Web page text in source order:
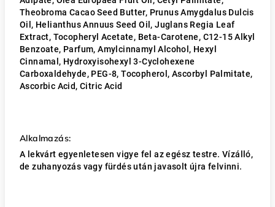
Theobroma Cacao Seed Butter, Prunus Amygdalus Dulcis
Oil, Helianthus Annuus Seed Oil, Juglans Regia Leaf
Extract, Tocopheryl Acetate, Beta-Carotene, C12-15 Alkyl
Benzoate, Parfum, Amylcinnamyl Alcohol, Hexyl
Cinnamal, Hydroxyisohexyl 3-Cyclohexene
Carboxaldehyde, PEG-8, Tocopherol, Ascorbyl Palmitate,
Ascorbic Acid, Citric Acid
Alkalmazás:
A lekvárt egyenletesen vigye fel az egész testre. Vízálló,
de zuhanyozás vagy fürdés után javasolt újra felvinni.